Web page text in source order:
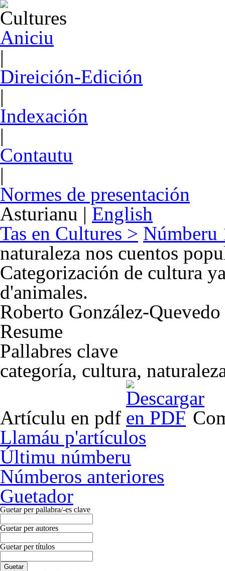
Aniciu
|
Direición-Edición
|
Indexación
|
Contautu
|
Normes de presentación
Asturianu | English
Tas en Cultures > Númberu
naturaleza nos cuentos
Categorización de cultura
d'animales.
Roberto González-
Resume
Pallabres clave
categoría, cultura,
Artículu en pdf
Llamáu p'artículos
Últimu númberu
Númberos anteriores
Guetador
Guetar per pallabra/-es clave
Guetar per autores
Guetar per títulos